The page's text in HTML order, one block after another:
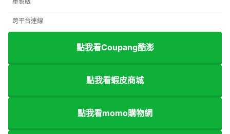
跨平台連線
點我看Coupang酷澎
點我看蝦皮商城
點我看momo購物網